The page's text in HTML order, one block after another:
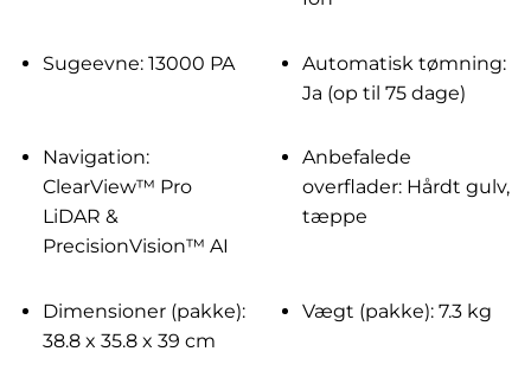
Sugeevne: 13000 PA
Automatisk tømning:
Ja (op til 75 dage)
Navigation:
ClearView™ Pro
LiDAR &
PrecisionVision™ AI
Anbefalede
overflader: Hårdt gulv,
tæppe
Dimensioner (pakke):
38.8 x 35.8 x 39 cm
Vægt (pakke): 7.3 kg